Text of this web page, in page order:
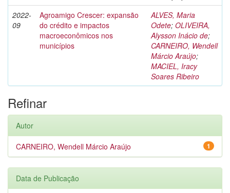
2022-
09
Agroamigo Crescer: expansão
do crédito e impactos
macroeconômicos nos
municípios
ALVES, Maria
Odete; OLIVEIRA,
Alysson Inácio de;
CARNEIRO, Wendell
Márcio Araújo;
MACIEL, Iracy
Soares Ribeiro
Refinar
Autor
1
CARNEIRO, Wendell Márcio Araújo
Data de Publicação